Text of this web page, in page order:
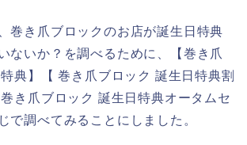
巻き爪ブロックのお店が誕生日特典
ないか？を調べるために、【巻き爪
典】【 巻き爪ブロック 誕生日特典割
き爪ブロック 誕生日特典オータムセ
で調べてみることにしました。